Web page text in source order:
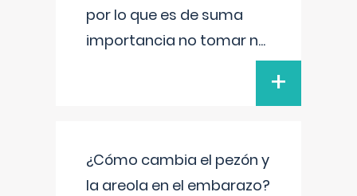
por lo que es de suma
importancia no tomar n...
+
¿Cómo cambia el pezón y
la areola en el embarazo?